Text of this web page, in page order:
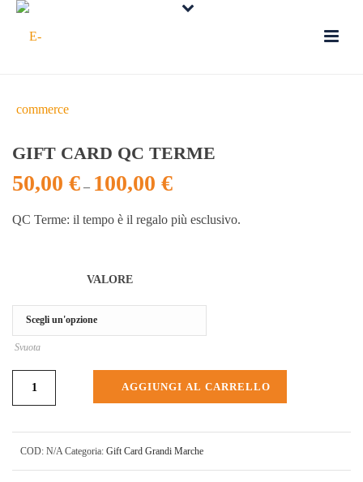
GIFT CARD QC TERME
50,00 € – 100,00 €
QC Terme: il tempo è il regalo più esclusivo.
VALORE
Svuota
AGGIUNGI AL CARRELLO
COD: N/A Categoria: Gift Card Grandi Marche